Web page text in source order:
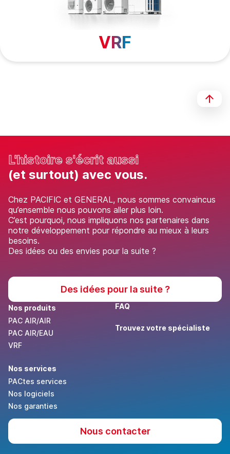
VRF
L'histoire s'écrit aussi
(et surtout) avec vous.
Chez PACIFIC et GENERAL, nous sommes convaincus
qu’ensemble nous pouvons aller plus loin.
C’est pourquoi, nous impliquons nos partenaires dans
notre développement pour répondre au mieux à leurs
besoins.
Des idées ou des envies pour la suite ?
Des idées pour la suite ?
Nos produits
PAC AIR/AIR
PAC AIR/EAU
VRF
Nos services
PACtes services
Nos logiciels
Nos garanties
FAQ
Trouvez votre spécialiste
Nous contacter